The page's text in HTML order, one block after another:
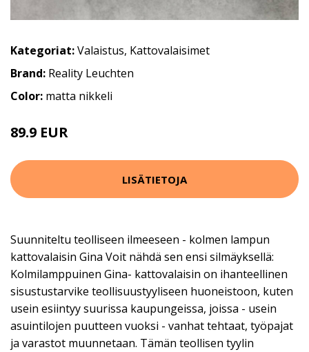
Kategoriat:Valaistus, Kattovalaisimet
Brand: Reality Leuchten
Color: matta nikkeli
89.9 EUR
LISÄTIETOJA
Suunniteltu teolliseen ilmeeseen - kolmen lampun
kattovalaisin Gina Voit nähdä sen ensi silmäyksellä:
Kolmilamppuinen Gina- kattovalaisin on ihanteellinen
sisustustarvike teollisuustyyliseen huoneistoon, kuten
usein esiintyy suurissa kaupungeissa, joissa - usein
asuintilojen puutteen vuoksi - vanhat tehtaat, työpajat
ja varastot muunnetaan. Tämän teollisen tyylin